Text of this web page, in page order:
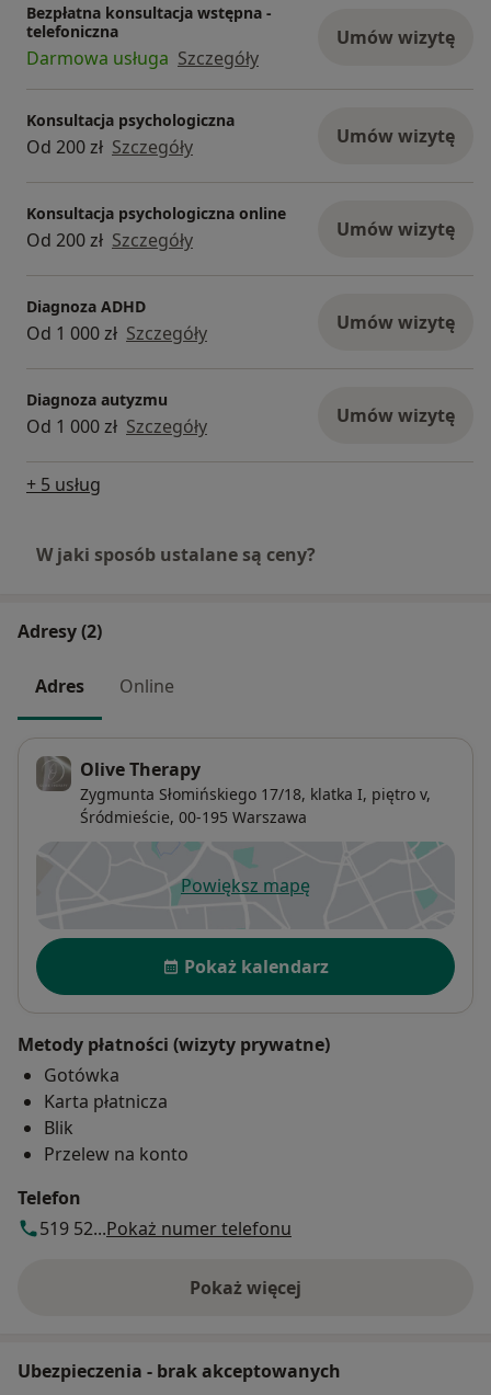
Bezpłatna konsultacja wstępna -
telefoniczna
Darmowa usługa Szczegóły
Umów wizytę
Konsultacja psychologiczna
Od 200 zł Szczegóły Umów wizytę
Konsultacja psychologiczna online
Od 200 zł Szczegóły Umów wizytę
Diagnoza ADHD
Od 1 000 zł Szczegóły Umów wizytę
Diagnoza autyzmu
Od 1 000 zł Szczegóły Umów wizytę
+ 5 usług
W jaki sposób ustalane są ceny?
Adresy (2)
Adres Online
Olive Therapy
Zygmunta Słomińskiego 17/18, klatka I, piętro v,
Śródmieście, 00-195 Warszawa
Powiększ mapęotwiera się w nowej karcie
Dostępność
Pokaż kalendarz
Metody płatności (wizyty prywatne)
Gotówka
Karta płatnicza
Blik
Przelew na konto
Telefon
519 52...Pokaż numer telefonu
Pokaż więcej
o adresie
Ubezpieczenia - brak akceptowanych